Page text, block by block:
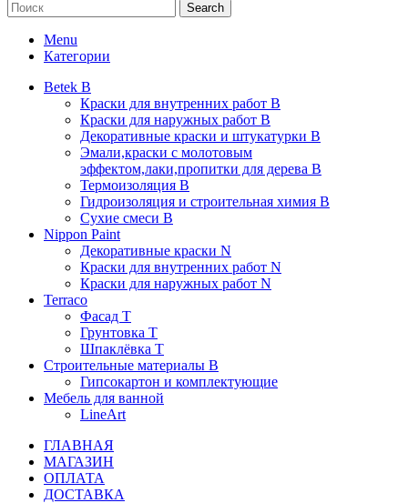
Search
Menu
Категории
Betek B
Краски для внутренних работ B
Краски для наружных работ B
Декоративные краски и штукатурки В
Эмали,краски с молотовым
эффектом,лаки,пропитки для дерева В
Термоизоляция В
Гидроизоляция и строительная химия В
Сухие смеси B
Nippon Paint
Декоративные краски N
Краски для внутренних работ N
Краски для наружных работ N
Terraco
Фасад Т
Грунтовка T
Шпаклёвка T
Строительные материалы В
Гипсокартон и комплектующие
Мебель для ванной
LineArt
ГЛАВНАЯ
МАГАЗИН
ОПЛАТА
ДОСТАВКА